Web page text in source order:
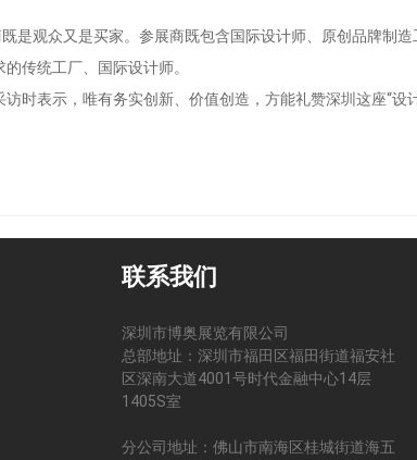
是观众又是买家。参展商既包含国际设计师、原创品牌制
传统工厂、国际设计师。
时表示，唯有务实创新、价值创造，方能礼赞深圳这座“设
联系我们
深圳市博奥展览有限公司
总部地址：深圳市福田区福田街道福安社
区深南大道4001号时代金融中心14层
1405S室
分公司地址：佛山市南海区桂城街道海五